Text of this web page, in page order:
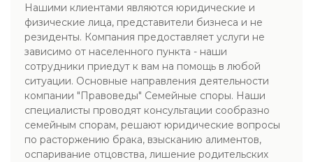
Нашими клиентами являются юридические и
физические лица, представители бизнеса и не
резиденты. Компания предоставляет услуги не
зависимо от населенного пункта - наши
сотрудники приедут к вам на помощь в любой
ситуации. Основные направления деятельности
компании "Правоведы" Семейные споры. Наши
специалисты проводят консультации сообразно
семейным спорам, решают юридические вопросы
по расторжению брака, взысканию алиментов,
оспаривание отцовства, лишение родительских